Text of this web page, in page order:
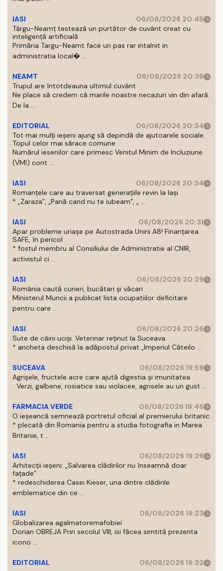
IASI
06/08/2026 20:45
Târgu-Neamț testează un purtător de cuvânt creat cu
inteligență artificială
Primăria Targu-Neamt face un pas rar intalnit in
administratia local� ...
NEAMT
06/08/2026 20:39
Trupul are întotdeauna ultimul cuvânt
Ne place să credem că marile noastre necazuri vin din afară.
De la ...
EDITORIAL
06/08/2026 20:34
Tot mai mulți ieșeni ajung să depindă de ajutoarele sociale.
Topul celor mai sărace comune
Numărul iesenilor care primesc Venitul Minim de Incluziune
(VMI) cont ...
IASI
06/08/2026 20:34
Romanțele care au traversat generațiile revin la Iași
* „Zaraza”, „Pană cand nu te iubeam”, „ ...
IASI
06/08/2026 20:31
Apar probleme uriașe pe Autostrada Unirii A8! Finanțarea
SAFE, în pericol
* fostul membru al Consiliului de Administratie al CNIR,
activistul ci ...
IASI
06/08/2026 20:29
România caută curieri, bucătari și văcari
Ministerul Muncii a publicat lista ocupatiilor deficitare
pentru care ...
IASI
06/08/2026 20:26
Sute de câini uciși. Veterinar reținut la Suceava
* ancheta deschisă la adăpostul privat „Imperiul Căteilo ...
SUCEAVA
06/08/2026 19:59
Agrișele, fructele acre care ajută digestia și imunitatea
Verzi, galbene, rosiatice sau violacee, agrisele au un gust ...
FARMACIA VERDE
06/08/2026 19:46
O ieșeancă semnează portretul oficial al premierului britanic
* plecată din Romania pentru a studia fotografia in Marea
Britanie, t ...
IASI
06/08/2026 19:26
Arhitecții ieșeni: „Salvarea clădirilor nu înseamnă doar
fațade”
* redeschiderea Casei Kieser, una dintre clădirile
emblematice din ce ...
IASI
06/08/2026 19:23
Globalizarea agalmatoremafobiei
Dorian OBREJA Prin secolul VIII, isi făcea simtită prezenta
icono ...
EDITORIAL 06/08/2026 16:32